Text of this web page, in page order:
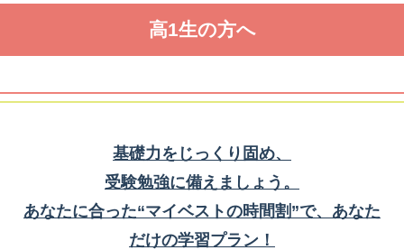
高1生の方へ
基礎力をじっくり固め、
受験勉強に備えましょう。
あなたに合った“マイベストの時間割”で、あなた
だけの学習プラン！